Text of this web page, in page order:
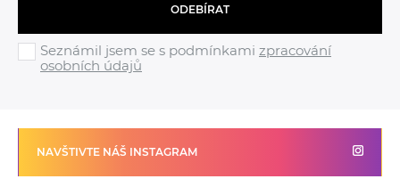
ODEBÍRAT
Seznámil jsem se s podmínkami zpracování
osobních údajů
NAVŠTIVTE NÁŠ INSTAGRAM